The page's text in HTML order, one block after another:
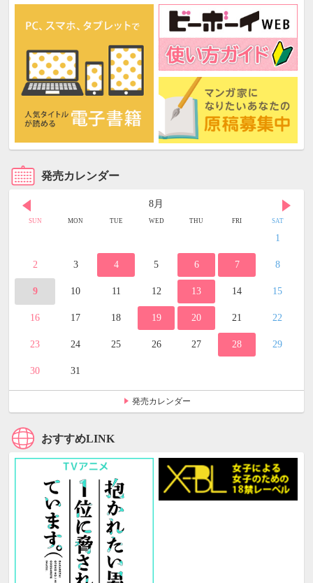
発売カレンダー
8月
SUN MON TUE WED THU FRI SAT
1
2 3 4 5 6 7 8
9 10 11 12 13 14 15
16 17 18 19 20 21 22
23 24 25 26 27 28 29
30 31
発売カレンダー
おすすめLINK